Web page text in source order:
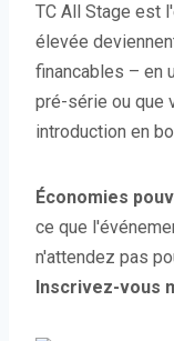
TC All Stage est
élevée
financables – en
pré-série ou que
introduction en
Économies
ce que
n'attendez pas
Inscrivez-vous